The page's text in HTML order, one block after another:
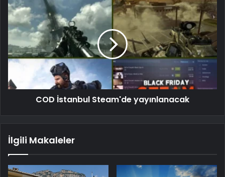
COD İstanbul Steam'de yayınlanacak
İlgili Makaleler